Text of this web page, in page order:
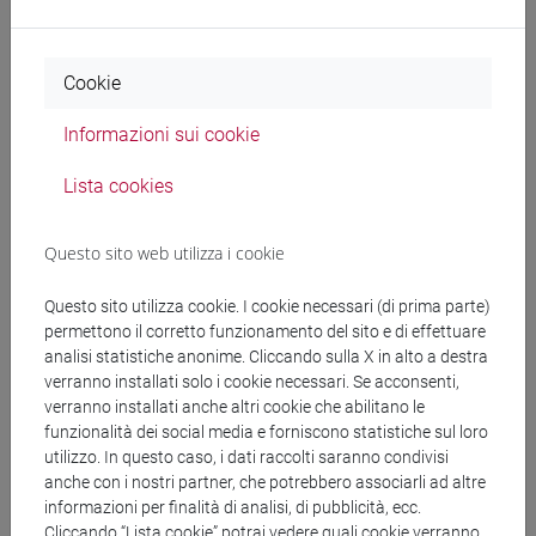
e dalla delibera del Senato Accademico n. 85 del 27 aprile
crediti formativi alle collaborazioni 150 ore
sostitutive in tutto o in parte dell’attività di stage
il percorso formativo specifico dello studente. Lo studente,
perciò,prima di iniziare l’attività dovrà acquisire il parere
favorevole dai docenti referentiper il proprio curriculum.
Consulta le FAQsulle collaborazioni studentesche per
avere maggiori informazioni.
Cookie
Informazioni sui cookie
Lista cookies
Questo sito web utilizza i cookie
Questo sito utilizza cookie. I cookie necessari (di prima parte)
permettono il corretto funzionamento del sito e di effettuare
analisi statistiche anonime. Cliccando sulla X in alto a destra
verranno installati solo i cookie necessari. Se acconsenti,
verranno installati anche altri cookie che abilitano le
funzionalità dei social media e forniscono statistiche sul loro
utilizzo. In questo caso, i dati raccolti saranno condivisi
anche con i nostri partner, che potrebbero associarli ad altre
informazioni per finalità di analisi, di pubblicità, ecc.